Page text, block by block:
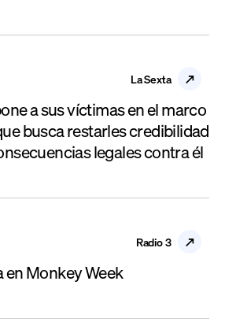
La Sexta
a sus víctimas en el marco
busca restarles credibilidad
legales contra él
Radio 3
en Monkey Week